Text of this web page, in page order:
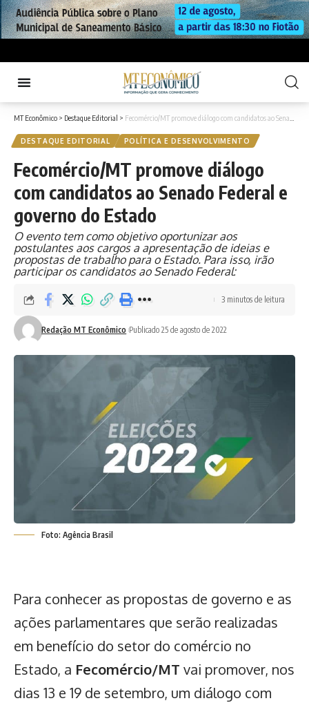
MT Econômico > Destaque Editorial > Fecomércio/MT promove diálogo com candidatos ao Senado Federal e governo do Estado
DESTAQUE EDITORIAL POLÍTICA E DESENVOLVIMENTO
Fecomércio/MT promove diálogo
com candidatos ao Senado Federal e
governo do Estado
O evento tem como objetivo oportunizar aos
postulantes aos cargos a apresentação de ideias e
propostas de trabalho para o Estado. Para isso, irão
participar os candidatos ao Senado Federal:
Redação MT Econômico Publicado 25 de agosto de 2022
3 minutos de leitura
Foto: Agência Brasil
Para conhecer as propostas de governo e as
ações parlamentares que serão realizadas
em benefício do setor do comércio no
Estado, a Fecomércio/MT vai promover, nos
dias 13 e 19 de setembro, um diálogo com